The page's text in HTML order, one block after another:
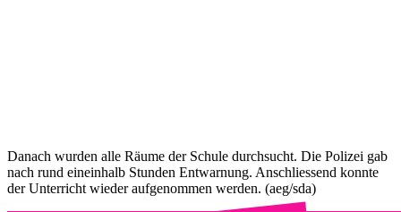
Danach wurden alle Räume der Schule durchsucht. Die Polizei gab
nach rund eineinhalb Stunden Entwarnung. Anschliessend konnte
der Unterricht wieder aufgenommen werden. (aeg/sda)